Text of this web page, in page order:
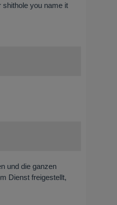
shithole you name it
und die ganzen
Dienst freigestellt,